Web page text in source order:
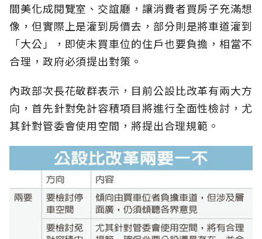
間美化成閱覽室、交誼廳，讓消費者買房子充滿想
像，但實際上是灌到房價去，部分則是將車道灌到
「大公」，即使未買車位的住戶也要負擔，相當不
合理，政府必須提出對策。
內政部次長花敬群表示，目前公設比改革有兩大方
向，首先針對免計容積項目將進行全面性檢討，尤
其針對管委會使用空間，將提出合理規範。